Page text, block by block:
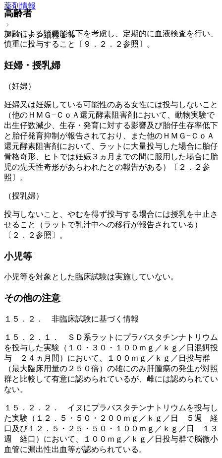
薬剤情報
メバロチン細粒１％
高齢者
加齢による腎機能低下を考慮し、定期的に血液検査を行い、
慎重に投与すること〔９．２．２参照〕。
妊婦・授乳婦
（妊婦）
妊婦又は妊娠している可能性のある女性には投与しないこと
（他のＨＭＧ−ＣｏＡ還元酵素阻害剤において、動物実験で
出生仔数減少、生存・発育に対する影響及び胎仔生存率低下
と胎仔発育抑制が報告されており、また他のＨＭＧ−ＣｏＡ
還元酵素阻害剤において、ラットに大量投与した場合に胎仔
骨格奇形、ヒトでは妊娠３ヵ月までの間に服用した場合に胎
児の先天性奇形があらわれたとの報告がある）〔２．２参
照〕。
（授乳婦）
投与しないこと、やむを得ず投与する場合には授乳を中止さ
せること（ラットで乳汁中への移行が報告されている）
〔２．２参照〕。
小児等
小児等を対象とした臨床試験は実施していない。
その他の注意
１５．２． 非臨床試験に基づく情報
１５．２．１． ＳＤ系ラットにプラバスタチンナトリウム
を投与した実験（１０・３０・１００ｍｇ／ｋｇ／日混餌投
与 ２４ヵ月間）において、１００ｍｇ／ｋｇ／日投与群
（最大臨床用量の２５０倍）の雄にのみ肝腫瘍の発生が対照
群と比較して有意に認められているが、雌には認められてい
ない。
１５．２．２． イヌにプラバスタチンナトリウムを投与し
た実験（１２．５・５０・２００ｍｇ／ｋｇ／日 ５週 経
口及び１２．５・２５・５０・１００ｍｇ／ｋｇ／日 １３
週 経口）において、１００ｍｇ／ｋｇ／日投与群で脳微小
血管に漏出性出血等が認められている。